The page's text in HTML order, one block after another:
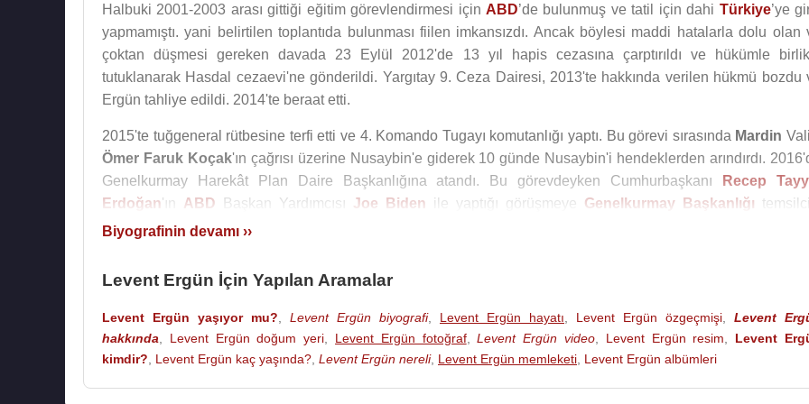
Halbuki 2001-2003 arası gittiği eğitim görevlendirmesi için ABD’de bulunmuş ve tatil için dahi Türkiye’ye
yapmamıştı. yani belirtilen toplantıda bulunması fiilen imkansızdı. Ancak böylesi maddi hatalarla dolu olan
çoktan düşmesi gereken davada 23 Eylül 2012'de 13 yıl hapis cezasına çarptırıldı ve hükümle
tutuklanarak Hasdal cezaevi'ne gönderildi. Yargıtay 9. Ceza Dairesi, 2013'te hakkında verilen hükmü bozdu
Ergün tahliye edildi. 2014'te beraat etti.
2015'te tuğgeneral rütbesine terfi etti ve 4. Komando Tugayı komutanlığı yaptı. Bu görevi sırasında Mardin
Ömer Faruk Koçak'ın çağrısı üzerine Nusaybin'e giderek 10 günde Nusaybin'i hendeklerden arındırdı.
Genelkurmay Harekât Plan Daire Başkanlığına atandı. Bu görevdeyken Cumhurbaşkanı Recep
Erdoğan'ın ABD Başkan Yardımcısı Joe Biden ile yaptığı görüşmeye Genelkurmay Başkanlığı
olarak katıldı.
Piyade Tümeni ve Müşterek Özel Görev Kuvveti komutanlığına getirildi.
2021 yılında korgeneral rütbesine terfi etti ve 3. Kolordu komutanlığına atandı. 2023'te Kara Kuvvetleri
başkanlığına atandı. 10 Kasım 2023 tarihinde Piyade Okulu'nda bir öğrencinin yakasınaAtatürk
takmamasıyla başlayan ve teğmenler arasında münakaşaya dönüşen olay üzerine başlatılan
soruşturmasında 7 teğmen hakkında ihraç kararı veren Kara Kuvvetleri Komutanlığı Yüksek Disiplin
Biyografinin devamı ››
Levent Ergün İçin Yapılan Aramalar
Levent Ergün yaşıyor mu? Levent Ergün biyografi, Levent Ergün hayatı Levent Ergün özgeçmişi
Levent
hakkında
Levent Ergün doğum yeri Levent Ergün fotoğraf,Levent Ergün video Levent Ergün resim
Levent
kimdir?
Levent Ergün kaç yaşında? Levent Ergün nereli, Levent Ergün memleketi Levent Ergün albümleri